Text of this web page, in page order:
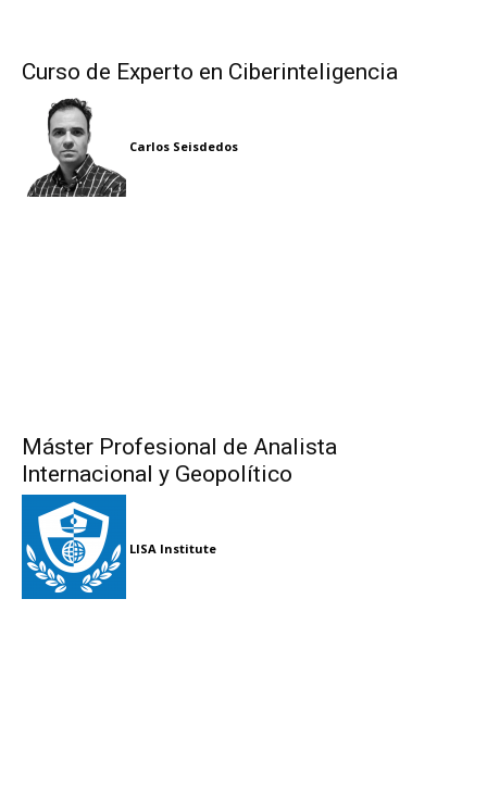
Curso de Experto en Ciberinteligencia
Carlos Seisdedos
Máster Profesional de Analista
Internacional y Geopolítico
LISA Institute